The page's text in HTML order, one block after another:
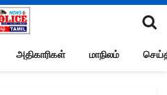
அதிகாரிகள் மாநிலம்